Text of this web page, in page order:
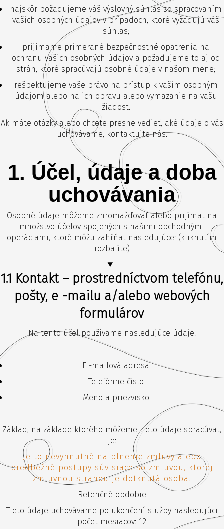
najskôr požadujeme váš výslovný súhlas so spracovaním
vašich osobných údajov v prípadoch, ktoré vyžadujú váš
súhlas;
prijímame primerané bezpečnostné opatrenia na
ochranu vašich osobných údajov a požadujeme to aj od
strán, ktoré spracúvajú osobné údaje v našom mene;
rešpektujeme vaše právo na prístup k vašim osobným
údajom alebo na ich opravu alebo vymazanie na vašu
žiadosť.
Ak máte otázky alebo chcete presne vedieť, aké údaje o vás
uchovávame, kontaktujte nás.
1. Účel, údaje a doba
uchovávania
Osobné údaje môžeme zhromažďovať alebo prijímať na
množstvo účelov spojených s našimi obchodnými
operáciami, ktoré môžu zahŕňať nasledujúce: (kliknutím
rozbalíte)
1.1 Kontakt – prostredníctvom telefónu,
pošty, e -mailu a/alebo webových
formulárov
Na tento účel používame nasledujúce údaje:
E -mailová adresa
Telefónne číslo
Meno a priezvisko
Základ, na základe ktorého môžeme tieto údaje spracúvať,
je:
Je to nevyhnutné na plnenie zmluvy alebo
predbežné postupy súvisiace so zmluvou, ktorej
zmluvnou stranou je dotknutá osoba.
Retenčné obdobie
Tieto údaje uchovávame po ukončení služby nasledujúci
počet mesiacov: 12